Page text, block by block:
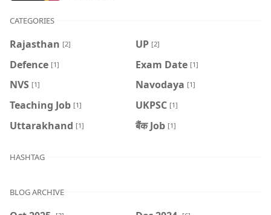
CATEGORIES
Rajasthan [2] UP [2]
Defence [1] Exam Date [1]
NVS [1] Navodaya [1]
Teaching Job [1] UKPSC [1]
Uttarakhand [1] बैंक Job [1]
HASHTAG
BLOG ARCHIVE